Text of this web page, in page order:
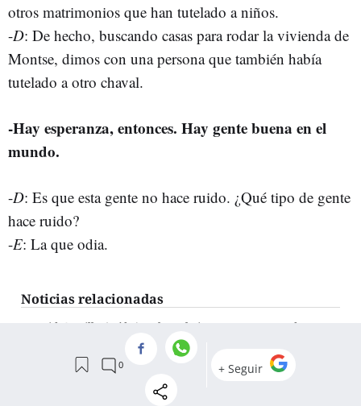
otros matrimonios que han tutelado a niños.
-D: De hecho, buscando casas para rodar la vivienda de
Montse, dimos con una persona que también había
tutelado a otro chaval.
-Hay esperanza, entonces. Hay gente buena en el
mundo.
-D: Es que esta gente no hace ruido. ¿Qué tipo de gente
hace ruido?
-E: La que odia.
Noticias relacionadas
David Castillo ('Aída'), sobre el cine: “A veces manda
mucho más el poder, las inercias y las manos grandes que
otras cosas”
Parece Estados Unidos pero es Tarragona: esta ciudad
costera se transforma en Miami y acoge a los Beatles